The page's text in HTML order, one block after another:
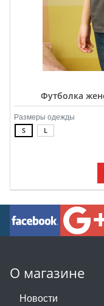
Футболка
Размеры одежды
S L
О магазине
Новости